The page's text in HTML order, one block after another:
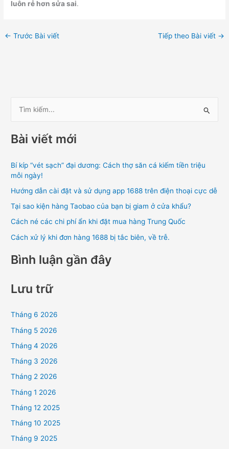
luôn rẻ hơn sửa sai.
← Trước Bài viết Tiếp theo Bài viết →
m
i
ế
m
:
Bài viết mới
Bí kíp “vét sạch” đại dương: Cách thợ săn cá kiếm tiền triệu
mỗi ngày!
Hướng dẫn cài đặt và sử dụng app 1688 trên điện thoại cực dễ
Tại sao kiện hàng Taobao của bạn bị giam ở cửa khẩu?
Cách né các chi phí ẩn khi đặt mua hàng Trung Quốc
Cách xử lý khi đơn hàng 1688 bị tắc biên, về trễ.
Bình luận gần đây
Lưu trữ
Tháng 6 2026
Tháng 5 2026
Tháng 4 2026
Tháng 3 2026
Tháng 2 2026
Tháng 1 2026
Tháng 12 2025
Tháng 10 2025
Tháng 9 2025